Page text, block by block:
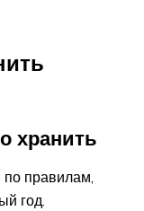
хранить
по правилам,
год.